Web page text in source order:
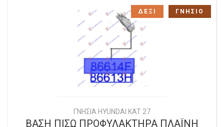
ΓΝΗΣΙΑ HYUNDAI KAT 27
ΒΑΣΗ ΠΙΣΩ ΠΡΟΦΥΛΑΚΤΗΡΑ ΠΛΑΪΝΗ
ΔΕΞΙ ΓΝΗΣΙΟ